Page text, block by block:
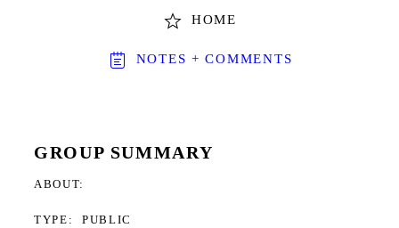
HOME
NOTES + COMMENTS
GROUP SUMMARY
ABOUT
TYPE: PUBLIC